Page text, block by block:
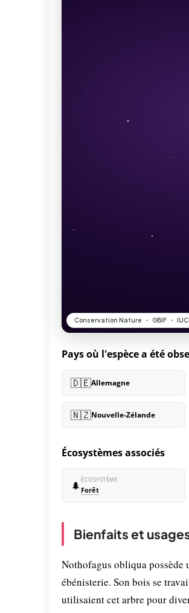
Pays où l'espèce a été
🇩🇪Allemagne
🇳🇿Nouvelle-Zélande
Écosystèmes associés
🌲 ÉCOSYSTÈME
Forêt
Bienfaits et
Nothofagus obliqua possède
ébénisterie. Son bois se
utilisaient cet arbre pour